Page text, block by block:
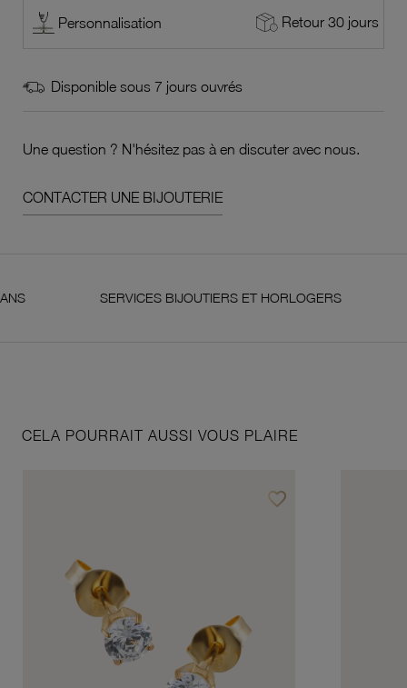
Personnalisation Retour 30 jours
Disponible sous 7 jours ouvrés
Une question ? N'hésitez pas à en discuter avec nous.
CONTACTER UNE BIJOUTERIE
SERVICES BIJOUTIERS ET HORLOGERS
CELA POURRAIT AUSSI VOUS PLAIRE
favorite_borderAjouter à vos favoris